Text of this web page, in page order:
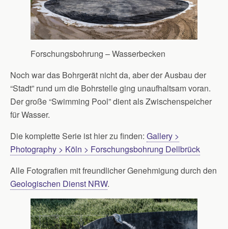
Forschungsbohrung – Wasserbecken
Noch war das Bohrgerät nicht da, aber der Ausbau der
“Stadt” rund um die Bohrstelle ging unaufhaltsam voran.
Der große “Swimming Pool” dient als Zwischenspeicher
für Wasser.
Die komplette Serie ist hier zu finden: Gallery >
Photography > Köln > Forschungsbohrung Dellbrück
Alle Fotografien mit freundlicher Genehmigung durch den
Geologischen Dienst NRW.